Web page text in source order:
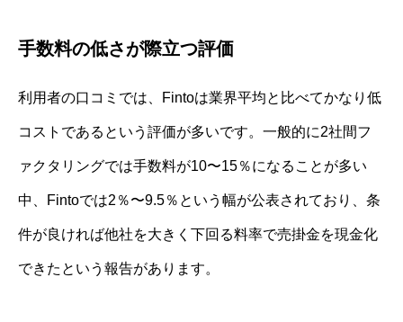
手数料の低さが際立つ評価
利用者の口コミでは、Fintoは業界平均と比べてかなり低
コストであるという評価が多いです。一般的に2社間フ
ァクタリングでは手数料が10〜15％になることが多い
中、Fintoでは2％〜9.5％という幅が公表されており、条
件が良ければ他社を大きく下回る料率で売掛金を現金化
できたという報告があります。